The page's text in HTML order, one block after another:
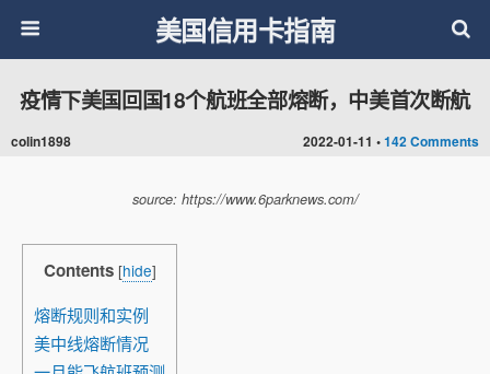
美国信用卡指南
2022-01-11 •142 Comments
疫情下美国回国18个航班全部熔断，中美首次断航
colin1898
source: https://www.6parknews.com/
Contents [hide]
熔断规则和实例
美中线熔断情况